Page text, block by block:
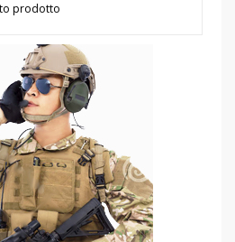
prodotto